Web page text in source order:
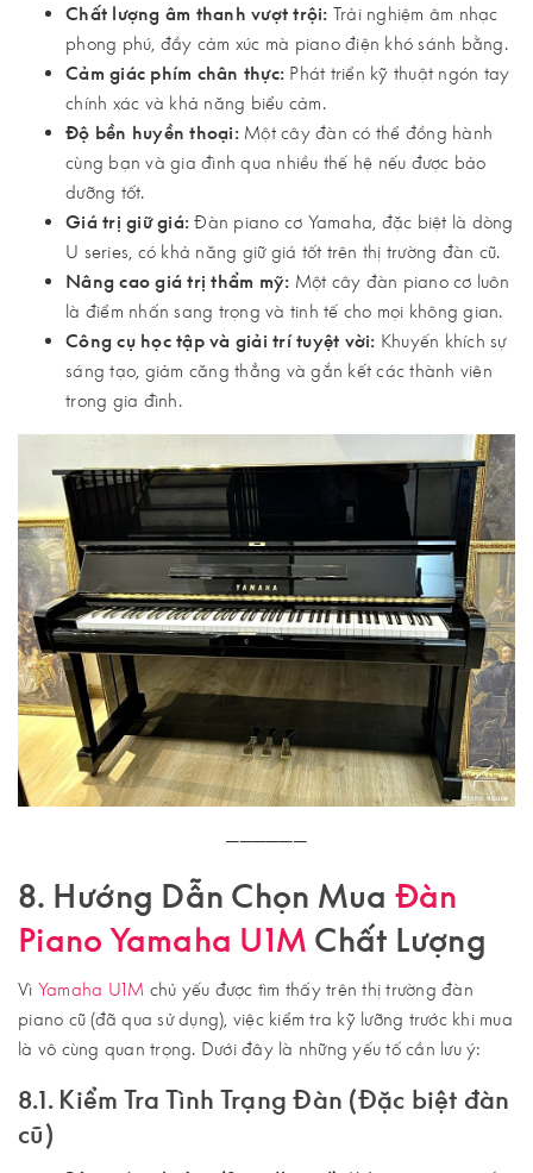
Chất lượng âm thanh vượt trội: Trải nghiệm âm nhạc
phong phú, đầy cảm xúc mà piano điện khó sánh bằng.
Cảm giác phím chân thực: Phát triển kỹ thuật ngón tay
chính xác và khả năng biểu cảm.
Độ bền huyền thoại:Một cây đàn có thể đồng hành
cùng bạn và gia đình qua nhiều thế hệ nếu được bảo
dưỡng tốt.
Giá trị giữ giá: Đàn piano cơ Yamaha, đặc biệt là dòng
U series, có khả năng giữ giá tốt trên thị trường đàn cũ.
Nâng cao giá trị thẩm mỹ: Một cây đàn piano cơ luôn
là điểm nhấn sang trọng và tinh tế cho mọi không gian.
Công cụ học tập và giải trí tuyệt vời: Khuyến khích sự
sáng tạo, giảm căng thẳng và gắn kết các thành viên
trong gia đình.
──────
8. Hướng Dẫn Chọn Mua Đàn
Piano Yamaha U1M Chất Lượng
Vì Yamaha U1M chủ yếu được tìm thấy trên thị trường đàn
piano cũ (đã qua sử dụng), việc kiểm tra kỹ lưỡng trước khi mua
là vô cùng quan trọng. Dưới đây là những yếu tố cần lưu ý:
8.1. Kiểm Tra Tình Trạng Đàn (Đặc biệt đàn
cũ)